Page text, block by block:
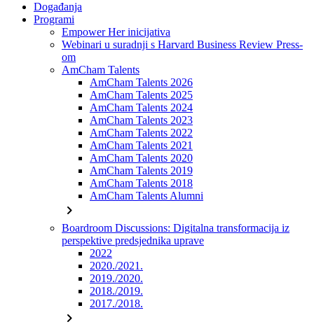
Događanja
Programi
Empower Her inicijativa
Webinari u suradnji s Harvard Business Review Press-
om
AmCham Talents
AmCham Talents 2026
AmCham Talents 2025
AmCham Talents 2024
AmCham Talents 2023
AmCham Talents 2022
AmCham Talents 2021
AmCham Talents 2020
AmCham Talents 2019
AmCham Talents 2018
AmCham Talents Alumni
chevron_right
Boardroom Discussions: Digitalna transformacija iz
perspektive predsjednika uprave
2022
2020./2021.
2019./2020.
2018./2019.
2017./2018.
chevron_right